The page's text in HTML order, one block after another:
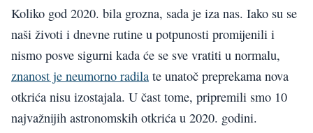
Koliko god 2020. bila grozna, sada je iza nas. Iako su se
naši životi i dnevne rutine u potpunosti promijenili i
nismo posve sigurni kada će se sve vratiti u normalu,
znanost je neumorno radila te unatoč preprekama nova
otkrića nisu izostajala. U čast tome, pripremili smo 10
najvažnijih astronomskih otkrića u 2020. godini.